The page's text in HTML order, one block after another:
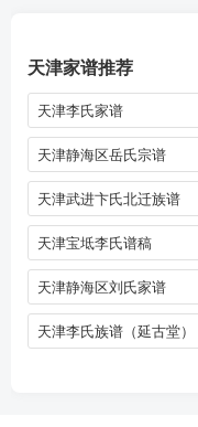
天津家谱推荐
天津李氏家谱
天津静海区岳氏宗谱
天津武进卞氏北迁族谱
天津宝坻李氏谱稿
天津静海区刘氏家谱
天津李氏族谱（延古堂）